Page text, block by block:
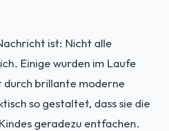
ist: Nicht alle
Einige wurden im Laufe
durch brillante moderne
so gestaltet, dass sie die
geradezu entfachen.